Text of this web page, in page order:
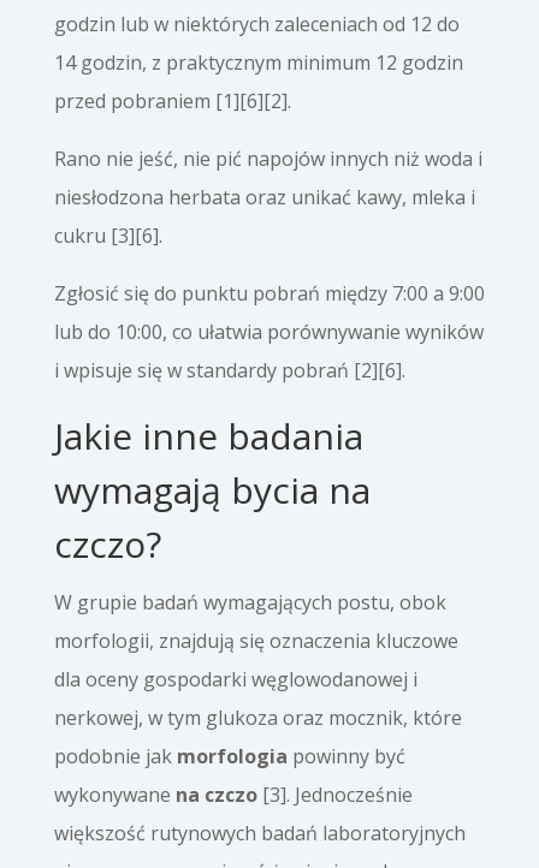
godzin lub w niektórych zaleceniach od 12 do
14 godzin, z praktycznym minimum 12 godzin
przed pobraniem [1][6][2].
Rano nie jeść, nie pić napojów innych niż woda i
niesłodzona herbata oraz unikać kawy, mleka i
cukru [3][6].
Zgłosić się do punktu pobrań między 7:00 a 9:00
lub do 10:00, co ułatwia porównywanie wyników
i wpisuje się w standardy pobrań [2][6].
Jakie inne badania
wymagają bycia na
czczo?
W grupie badań wymagających postu, obok
morfologii, znajdują się oznaczenia kluczowe
dla oceny gospodarki węglowodanowej i
nerkowej, w tym glukoza oraz mocznik, które
podobnie jak morfologia powinny być
wykonywane na czczo[3]. Jednocześnie
większość rutynowych badań laboratoryjnych